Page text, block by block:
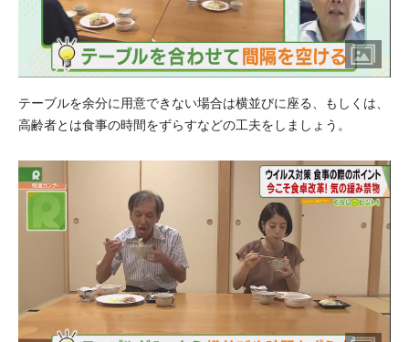
テーブルを余分に用意できない場合は横並びに座る、もしくは、
高齢者とは食事の時間をずらすなどの工夫をしましょう。